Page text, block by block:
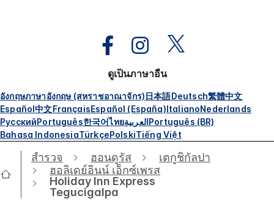
ดูเป็นภาษาอื่น
อังกฤษภาษาอังกฤษ (สหราชอาณาจักร)日本語Deutsch繁體中文
Español中文FrançaisEspañol (España)ItalianoNederlands
РусскийPortuguês한국어ไทยالعربيةPortuguês (BR)
Bahasa IndonesiaTürkçePolskiTiếng Việt
สำรวจ ฮอนดูรัส
เตกูชิกัลปา
ฮอลิเดย์อินน์ เอ็กซ์เพรส
Holiday Inn Express
Tegucigalpa